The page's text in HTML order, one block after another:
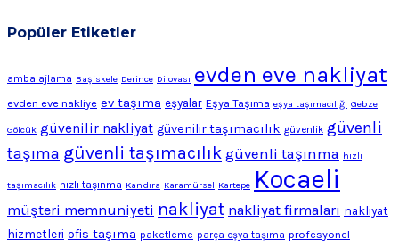
Popüler Etiketler
ambalajlama Başiskele Derince Dilovası evden eve nakliyat
evden eve nakliye ev taşıma eşyalar Eşya Taşıma eşya taşımacılığı Gebze
Gölcük güvenilir nakliyat güvenilir taşımacılık güvenlik güvenli
taşıma güvenli taşımacılık güvenli taşınma hızlı
taşımacılık hızlı taşınma Kandıra Karamürsel Kartepe Kocaeli
müşteri memnuniyeti nakliyat nakliyat firmaları nakliyat
hizmetleri ofis taşıma paketleme parça eşya taşıma profesyonel